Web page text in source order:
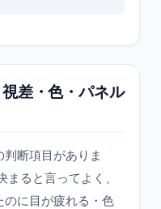
差・色・パネル
断項目がありま
まると言ってよく、
のに目が疲れる・色